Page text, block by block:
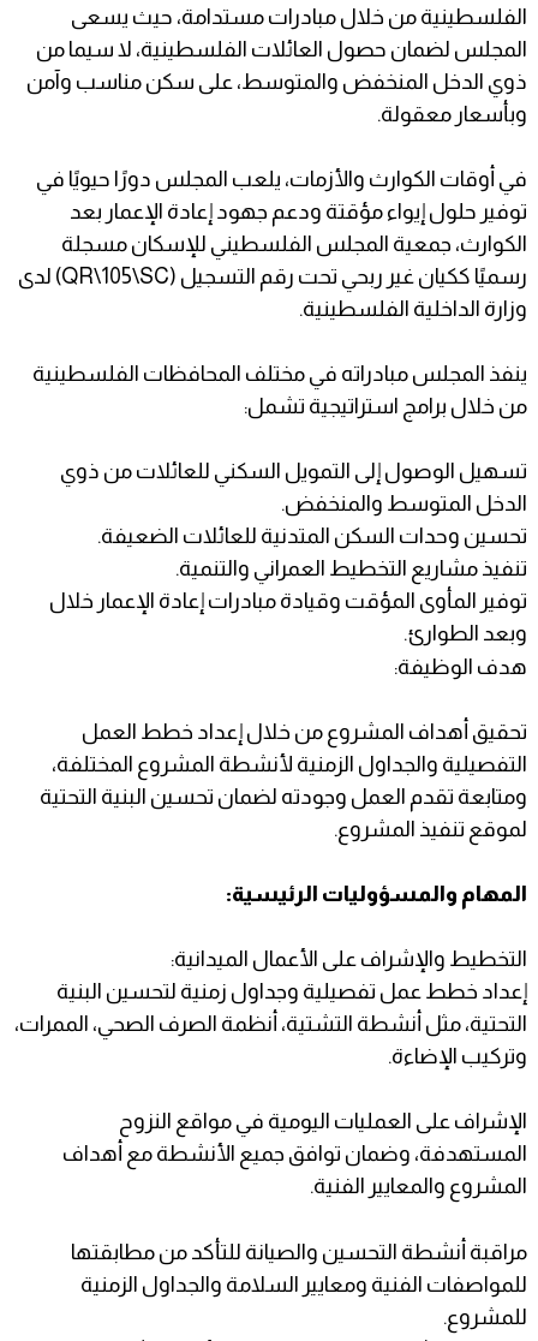
الفلسطينية من خلال مبادرات مستدامة، حيث يسعى
المجلس لضمان حصول العائلات الفلسطينية، لا سيما من
ذوي الدخل المنخفض والمتوسط، على سكن مناسب وآمن
وبأسعار معقولة.
في أوقات الكوارث والأزمات، يلعب المجلس دورًا حيويًا في
توفير حلول إيواء مؤقتة ودعم جهود إعادة الإعمار بعد
الكوارث، جمعية المجلس الفلسطيني للإسكان مسجلة
رسميًا ككيان غير ربحي تحت رقم التسجيل (QR\105\SC) لدى
وزارة الداخلية الفلسطينية.
ينفذ المجلس مبادراته في مختلف المحافظات الفلسطينية
من خلال برامج استراتيجية تشمل:
تسهيل الوصول إلى التمويل السكني للعائلات من ذوي
الدخل المتوسط والمنخفض.
تحسين وحدات السكن المتدنية للعائلات الضعيفة.
تنفيذ مشاريع التخطيط العمراني والتنمية.
توفير المأوى المؤقت وقيادة مبادرات إعادة الإعمار خلال
وبعد الطوارئ.
هدف الوظيفة:
تحقيق أهداف المشروع من خلال إعداد خطط العمل
التفصيلية والجداول الزمنية لأنشطة المشروع المختلفة،
ومتابعة تقدم العمل وجودته لضمان تحسين البنية التحتية
لموقع تنفيذ المشروع.
المهام والمسؤوليات الرئيسية:
التخطيط والإشراف على الأعمال الميدانية:
إعداد خطط عمل تفصيلية وجداول زمنية لتحسين البنية
التحتية، مثل أنشطة التشتية، أنظمة الصرف الصحي، الممرات،
وتركيب الإضاءة.
الإشراف على العمليات اليومية في مواقع النزوح
المستهدفة، وضمان توافق جميع الأنشطة مع أهداف
المشروع والمعايير الفنية.
مراقبة أنشطة التحسين والصيانة للتأكد من مطابقتها
للمواصفات الفنية ومعايير السلامة والجداول الزمنية
للمشروع.